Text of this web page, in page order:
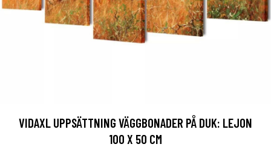
VIDAXL UPPSÄTTNING VÄGGBONADER PÅ DUK: LEJON
100 X 50 CM